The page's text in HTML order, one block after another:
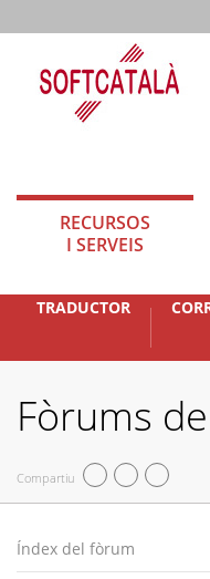
RECURSOS
I SERVEIS
TRADUCTOR
Fòrums
Compartiu
Índex del fòrum